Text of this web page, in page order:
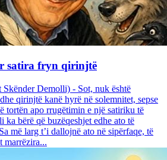
satira fryn qirinjtë
Demolli) - Sot, nuk është
qirinjtë kanë hyrë në solemnitet, sepse
tortën apo rrugëtimin e një satiriku të
ka bërë që buzëqeshjet edhe ato të
më larg t’i dallojnë ato në sipërfaqe, të
marrëzira...